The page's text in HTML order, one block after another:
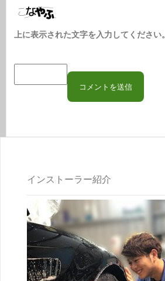
上に表示された文字を入力してください。
インストーラー紹介